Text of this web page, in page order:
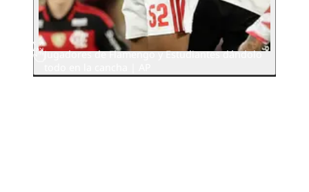
Jugadores de Flamengo y Estudiantes dándolo